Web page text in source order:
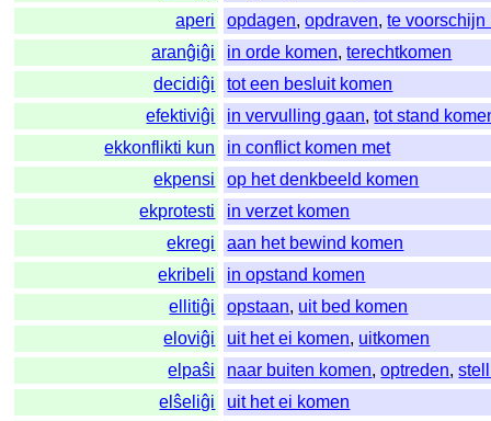
aperi
opdagen,opdraven,te voorschijn
aranĝiĝi
in orde komen,terechtkomen
decidiĝi
tot een besluit komen
efektiviĝi
in vervulling gaan,tot stand
ekkonflikti kun
in conflict komen met
ekpensi
op het denkbeeld komen
ekprotesti
in verzet komen
ekregi
aan het bewind komen
ekribeli
in opstand komen
ellitiĝi
opstaan, uit bed komen
eloviĝi
uit het ei komen, uitkomen
elpaŝi
naar buiten komen,optreden,
elŝeliĝi
uit het ei komen